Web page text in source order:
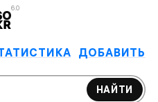
6.0
ДОБАВИТЬ
НАЙТИ